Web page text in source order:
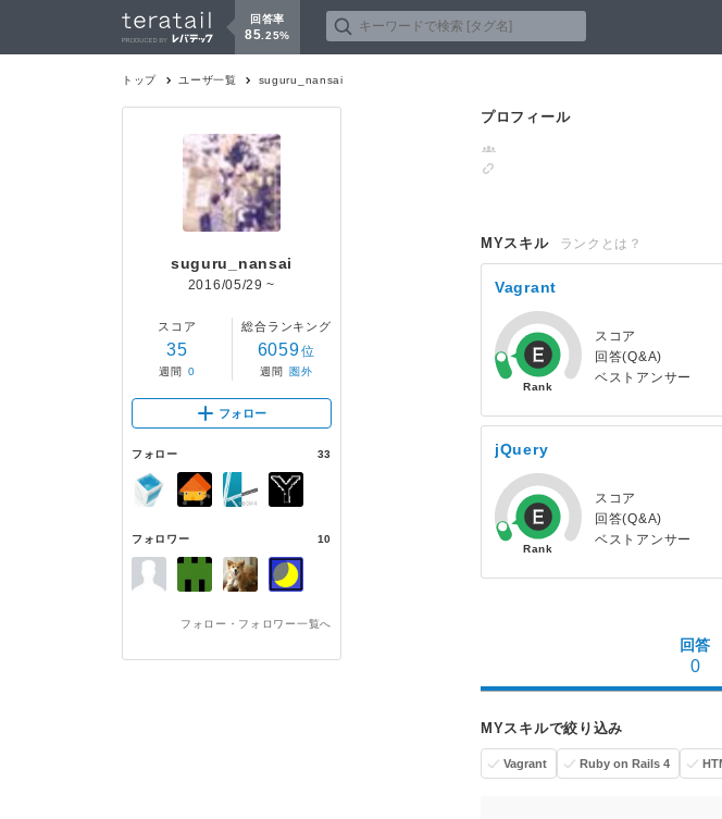
回答率
85 25%
トップ ユーザ一覧 suguru_nansai
suguru_nansai
2016/05/29 ~
スコア
35
週間 0
総合ランキング
6059位
週間 圏外
フォロー
フォロー 33
フォロワー 10
フォロー・フォロワー一覧へ
プロフィール
MYスキル ランクとは？
Vagrant
スコア
回答(Q&A)
ベストアンサー
jQuery
スコア
回答(Q&A)
ベストアンサー
回答
0
MYスキルで絞り込み
Vagrant Ruby on Rails 4